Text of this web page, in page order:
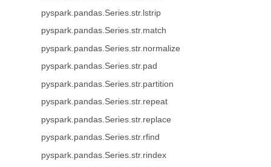
pyspark.pandas.Series.str.lstrip
pyspark.pandas.Series.str.match
pyspark.pandas.Series.str.normalize
pyspark.pandas.Series.str.pad
pyspark.pandas.Series.str.partition
pyspark.pandas.Series.str.repeat
pyspark.pandas.Series.str.replace
pyspark.pandas.Series.str.rfind
pyspark.pandas.Series.str.rindex